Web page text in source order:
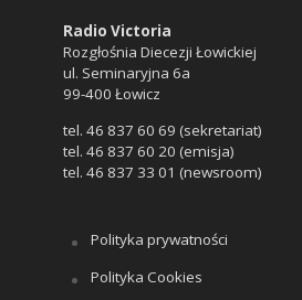
Radio Victoria
Rozgłośnia Diecezji Łowickiej
ul. Seminaryjna 6a
99-400 Łowicz
tel. 46 837 60 69 (sekretariat)
tel. 46 837 60 20 (emisja)
tel. 46 837 33 01 (newsroom)
Polityka prywatności
Polityka Cookies